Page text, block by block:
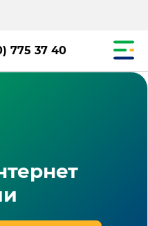
775 37 40